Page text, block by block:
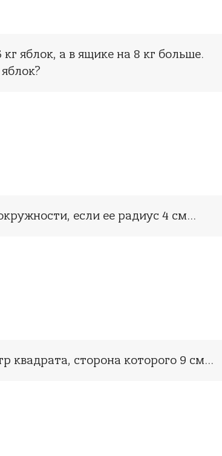
яблок, а в ящике на 8 кг больше.
если ее радиус 4 см…
квадрата, сторона которого 9 см…